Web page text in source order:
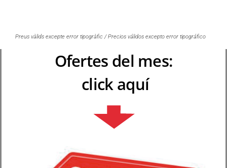
Preus vàlids excepte error tipogràfic / Precios válidos excepto error tipográfico
Ofertes del mes:
click aquí